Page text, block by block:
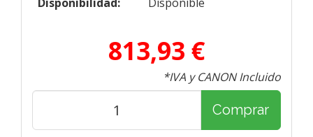
813,93 €
*IVA y CANON Incluido
Comprar